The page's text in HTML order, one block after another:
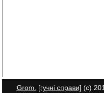
Grom. [гучні справи] (с)